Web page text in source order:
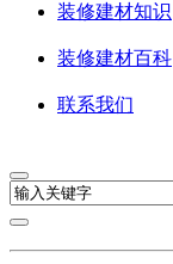
装修建材知识
装修建材百科
联系我们